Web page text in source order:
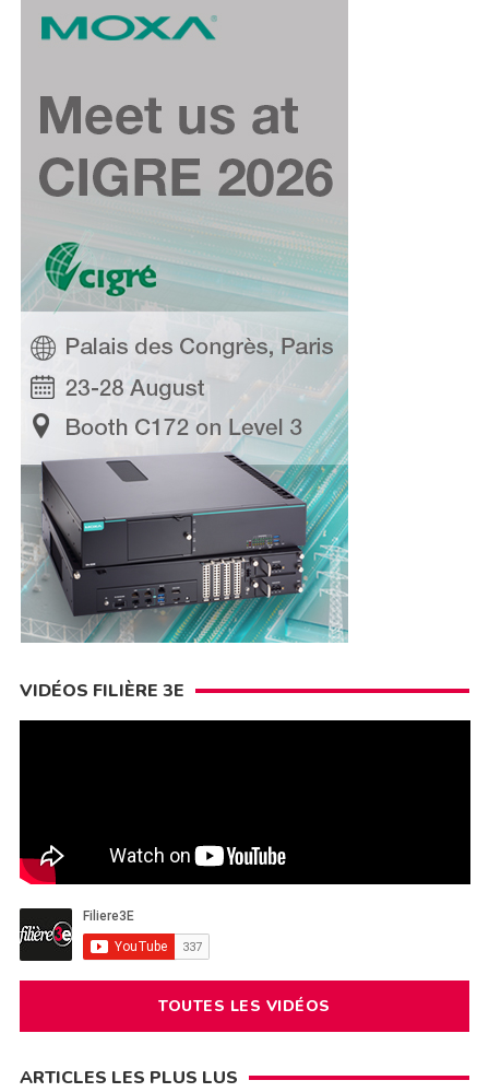
VIDÉOS FILIÈRE 3E
TOUTES LES VIDÉOS
ARTICLES LES PLUS LUS